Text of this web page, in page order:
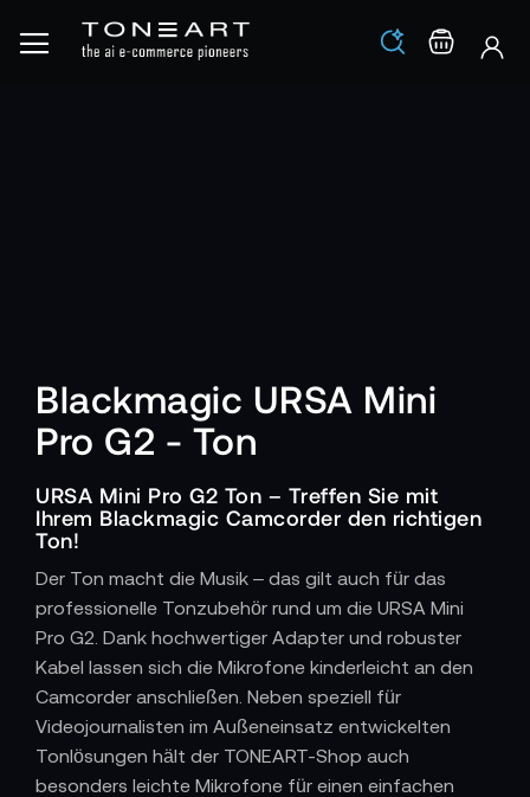
Los
Blackmagic URSA Mini
Pro G2 - Ton
URSA Mini Pro G2 Ton – Treffen Sie mit
Ihrem Blackmagic Camcorder den richtigen
Ton!
Der Ton macht die Musik – das gilt auch für das
professionelle Tonzubehör rund um die URSA Mini
Pro G2. Dank hochwertiger Adapter und robuster
Kabel lassen sich die Mikrofone kinderleicht an den
Camcorder anschließen. Neben speziell für
Videojournalisten im Außeneinsatz entwickelten
Tonlösungen hält der TONEART-Shop auch
besonders leichte Mikrofone für einen einfachen